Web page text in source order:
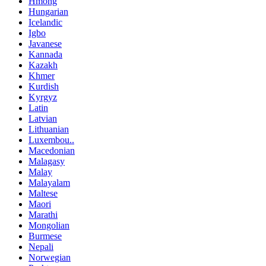
Hungarian
Icelandic
Igbo
Javanese
Kannada
Kazakh
Khmer
Kurdish
Kyrgyz
Latin
Latvian
Lithuanian
Luxembou..
Macedonian
Malagasy
Malay
Malayalam
Maltese
Maori
Marathi
Mongolian
Burmese
Nepali
Norwegian